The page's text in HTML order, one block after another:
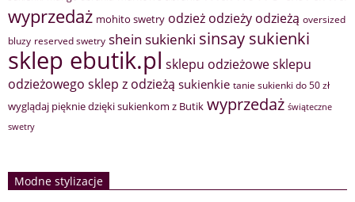
wyprzedaż mohito swetry odzież odzieży odzieżą oversized
bluzy reserved swetry shein sukienki sinsay sukienki
sklep ebutik.pl sklepu odzieżowesklepu
odzieżowego sklep z odzieżą sukienkie tanie sukienki do 50 zł
wyglądaj pięknie dzięki sukienkom z Butik wyprzedaż świąteczne
swetry
Modne stylizacje